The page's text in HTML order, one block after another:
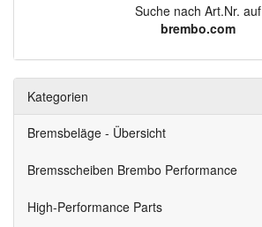
Suche nach Art.Nr. auf
brembo.com
Kategorien
Bremsbeläge - Übersicht
Bremsscheiben Brembo Performance
High-Performance Parts